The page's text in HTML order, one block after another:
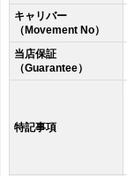
キャリバー
（Movement No）
当店保証
（Guarantee）
特記事項